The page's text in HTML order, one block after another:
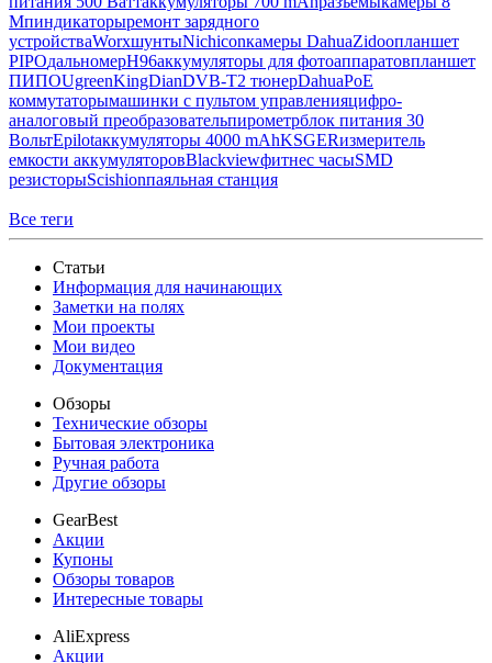
Мпиндикаторыремонт зарядного
устройстваWorxшунтыNichiconкамеры DahuaZidooпланшет
PIPOдальномерH96аккумуляторы для фотоаппаратовпланшет
ПИПОUgreenKingDianDVB-T2 тюнерDahuaPoE
коммутаторымашинки с пультом управленияцифро-
аналоговый преобразовательпирометрблок питания 30
ВольтEpilotаккумуляторы 4000 mAhKSGERизмеритель
емкости аккумуляторовBlackviewфитнес часыSMD
резисторыScishionпаяльная станция
Все теги
Статьи
Информация для начинающих
Заметки на полях
Мои проекты
Мои видео
Документация
Обзоры
Технические обзоры
Бытовая электроника
Ручная работа
Другие обзоры
GearBest
Акции
Купоны
Обзоры товаров
Интересные товары
AliExpress
Акции